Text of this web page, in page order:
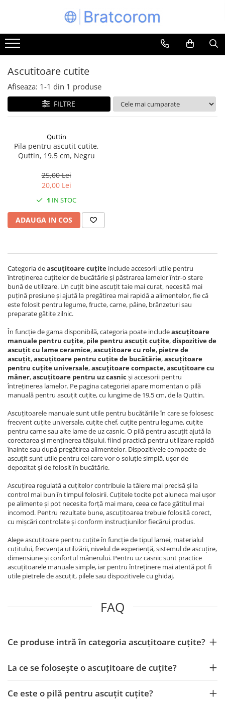
Toate Produsele
Articole animale
Adapatoare animale
Hrana pentru animale
Hrana pentru caini
Hrana pentru pisici
Bucatarii de vara Tuozi
Articole ambalare
Articole mobila
Articole organizare
Cutii postale
Electronice si electrocasnice
Incalzire si racire
Usi si porti
Constructii
Accesorii gips carton
Accesorii gresie si faianta
Accesorii pentru faianta, gresie si
mozaicuri
Accesorii polizare si slefuire
Benzi
Materiale electrice
Becuri
Prize
Sarma constructii
Scule, unelte si masini
Sfoara si franghii
Suruburi, dibluri si accesorii
prindere
Corpuri de iluminat
Aplice si plafoniere
Lampi de veghe copii
Veioze si lampi
Accesorii decorative
Ascutitoare cutite
Afiseaza: 1-1 din 1 produse
FILTRE
Quttin
Pila pentru ascutit cutite,
Quttin, 19.5 cm, Negru
25,00 Lei
20,00 Lei
1 IN STOC
ADAUGA IN COS
Categoria deascuțitoare cuțite include accesorii utile pentru
întreținerea cuțitelor de bucătărie și păstrarea lamelor într-o stare
bună de utilizare. Un cuțit bine ascuțit taie mai curat, necesită mai
puțină presiune și ajută la pregătirea mai rapidă a alimentelor, fie că
este folosit pentru legume, fructe, carne, pâine, brânzeturi sau
preparate gătite zilnic.
În funcție de gama disponibilă, categoria poate includeascuțitoare
manuale pentru cuțite, pile pentru ascuțit cuțite,dispozitive de
ascuțit cu lame ceramice,ascuțitoare cu role, pietre de
ascuțit,ascuțitoare pentru cuțite de bucătărie,ascuțitoare
pentru cuțite universale,ascuțitoare compacte,ascuțitoare cu
mâner,ascuțitoare pentru uz casnic și accesorii pentru
întreținerea lamelor. Pe pagina categoriei apare momentan o pilă
manuală pentru ascuțit cuțite, cu lungime de 19,5 cm, de la Quttin.
Ascuțitoarele manuale sunt utile pentru bucătăriile în care se folosesc
frecvent cuțite universale, cuțite chef, cuțite pentru legume, cuțite
pentru carne sau alte lame de uz casnic. O pilă pentru ascuțit ajută la
corectarea și menținerea tăișului, fiind practică pentru utilizare rapidă
înainte sau după pregătirea alimentelor. Dispozitivele compacte de
ascuțit sunt utile pentru cei care vor o soluție simplă, ușor de
depozitat și de folosit în bucătărie.
Ascuțirea regulată a cuțitelor contribuie la tăiere mai precisă și la
control mai bun în timpul folosirii. Cuțitele tocite pot aluneca mai ușor
pe alimente și pot necesita forță mai mare, ceea ce face gătitul mai
incomod. Pentru rezultate bune, ascuțitoarea trebuie folosită corect,
cu mișcări controlate și conform instrucțiunilor fiecărui produs.
Alege ascuțitoare pentru cuțite în funcție de tipul lamei, materialul
cuțitului, frecvența utilizării, nivelul de experiență, sistemul de ascuțire,
dimensiune și confortul mânerului. Pentru uz casnic sunt practice
ascuțitoarele manuale simple, iar pentru întreținere mai atentă pot fi
utile pietrele de ascuțit, pilele sau dispozitivele cu ghidaj.
FAQ
Ce produse intră în categoria ascuțitoare cuțite?
La ce se folosește o ascuțitoare de cuțite?
Ce este o pilă pentru ascuțit cuțite?